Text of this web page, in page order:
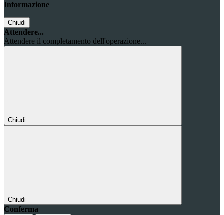
Informazione
Chiudi
Attendere...
Attendere il completamento dell'operazione...
Chiudi
Chiudi
Conferma